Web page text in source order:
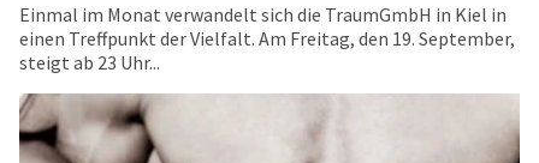
Einmal im Monat verwandelt sich die TraumGmbH in Kiel in
einen Treffpunkt der Vielfalt. Am Freitag, den 19. September,
steigt ab 23 Uhr...